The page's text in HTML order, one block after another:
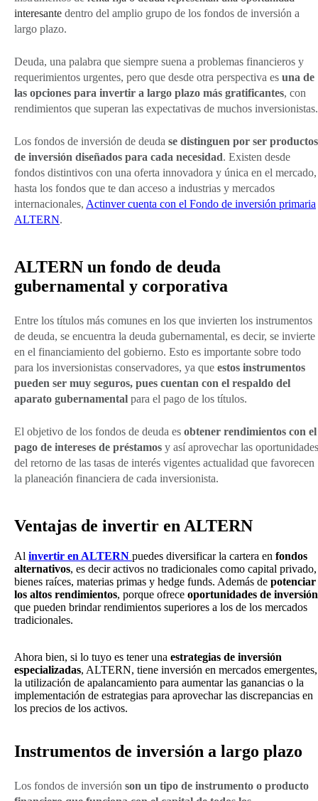
interesante dentro del amplio grupo de los fondos de inversión a
largo plazo.
Deuda, una palabra que siempre suena a problemas financieros y
requerimientos urgentes, pero que desde otra perspectiva es una de
las opciones para invertir a largo plazo más gratificantes, con
rendimientos que superan las expectativas de muchos inversionistas.
Los fondos de inversión de deuda se distinguen por ser productos
de inversión diseñados para cada necesidad. Existen desde
fondos distintivos con una oferta innovadora y única en el mercado,
hasta los fondos que te dan acceso a industrias y mercados
internacionales, Actinver cuenta con el Fondo de inversión primaria
ALTERN.
ALTERN un fondo de deuda
gubernamental y corporativa
Entre los títulos más comunes en los que invierten los instrumentos
de deuda, se encuentra la deuda gubernamental, es decir, se invierte
en el financiamiento del gobierno. Esto es importante sobre todo
para los inversionistas conservadores, ya que estos instrumentos
pueden ser muy seguros, pues cuentan con el respaldo del
aparato gubernamental para el pago de los títulos.
El objetivo de los fondos de deuda es obtener rendimientos con el
pago de intereses de préstamos y así aprovechar las oportunidades
del retorno de las tasas de interés vigentes actualidad que favorecen
la planeación financiera de cada inversionista.
Ventajas de invertir en ALTERN
Al invertir en ALTERN puedes diversificar la cartera en fondos
alternativos, es decir activos no tradicionales como capital privado,
bienes raíces, materias primas y hedge funds. Además de potenciar
los altos rendimientos, porque ofrece oportunidades de inversión
que pueden brindar rendimientos superiores a los de los mercados
tradicionales.
Ahora bien, si lo tuyo es tener una estrategias de inversión
especializadas, ALTERN, tiene inversión en mercados emergentes,
la utilización de apalancamiento para aumentar las ganancias o la
implementación de estrategias para aprovechar las discrepancias en
los precios de los activos.
Instrumentos de inversión a largo plazo
Los fondos de inversión son un tipo de instrumento o producto